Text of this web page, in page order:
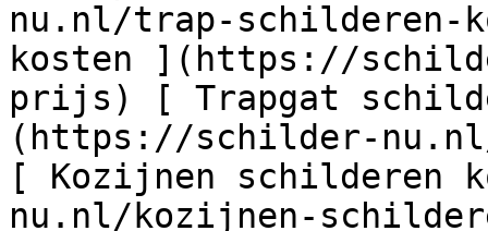
nu.nl/trap-schilderen-
kosten ](https://
prijs) [ Trapgat
(https://schilder-
[ Kozijnen
nu.nl/kozijnen-